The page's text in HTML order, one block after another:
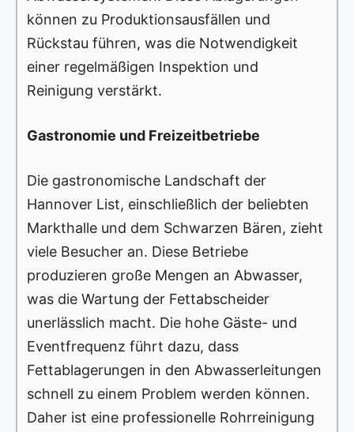
können zu Produktionsausfällen und
Rückstau führen, was die Notwendigkeit
einer regelmäßigen Inspektion und
Reinigung verstärkt.
Gastronomie und Freizeitbetriebe
Die gastronomische Landschaft der
Hannover List, einschließlich der beliebten
Markthalle und dem Schwarzen Bären, zieht
viele Besucher an. Diese Betriebe
produzieren große Mengen an Abwasser,
was die Wartung der Fettabscheider
unerlässlich macht. Die hohe Gäste- und
Eventfrequenz führt dazu, dass
Fettablagerungen in den Abwasserleitungen
schnell zu einem Problem werden können.
Daher ist eine professionelle Rohrreinigung